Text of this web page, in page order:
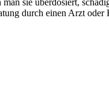
sie überdosiert,
durch einen Arzt